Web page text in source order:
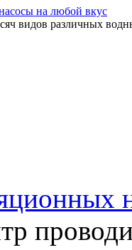
на любой вкус
видов различных